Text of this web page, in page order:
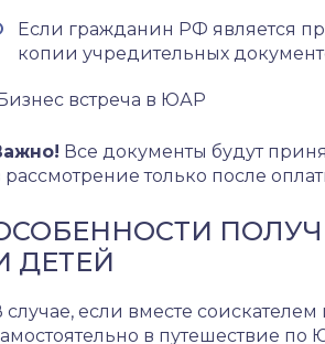
Если гражданин РФ является
копии учредительных
встреча в ЮАР
Все документы будут
рассмотрение только после
ДЕТЕЙ
случае, если вместе соискателем
в путешествие по